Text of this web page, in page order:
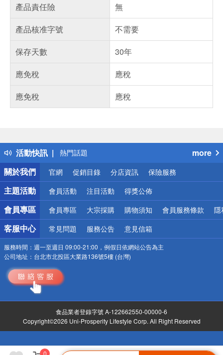
0
產品責任險
無
產品核准字號
不需要
保存天數
30年
應免稅
應稅
應免稅
應稅
活動快訊
得獎公告
熱門話題
銀行優惠
偏遠地區配送
詐騙網頁！請小心！
more
關於我們
官網 促銷目錄 分店資訊 保險服務
主題活動 會員活動 注目活動 得獎公佈
會員專區 會員專區 大宗採購 購物須知 會員服務條款 隱
客服中心 常見問題 服務公告 意見信箱
服務時間： 週一至週日 09:00-21:00，例假日依網站公告為主
公司地址： 台北市北投區大業路136號5樓 (台灣)
食品業者登錄字號 A-122662550-00000-6
Copyright©2026 Uni-Prosperity Lifestyle Corp. All Right Reserved